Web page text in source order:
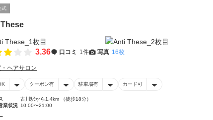
式
3.36 口コミ 1件 写真 16枚
ヘアサロン
クーポン有 駐車場有 カード可
古川駅から1.4km （徒歩18分）
業状況 10:00〜21:00